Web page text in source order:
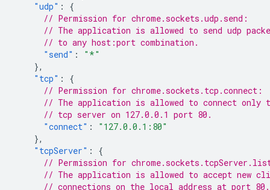
"udp" :
{
// Permission for chrome.sockets.udp.send:
// The application is allowed to send udp
// to any host:port combination.
"send" :
"*"
},
"tcp" :
{
// Permission for chrome.sockets.tcp.connect:
// The application is allowed to connect only
// tcp server on 127.0.0.1 port 80.
"connect" :
"127.0.0.1:80"
},
"tcpServer" :
{
// Permission for
// The application is allowed to accept new
// connections on the local address at port 80.